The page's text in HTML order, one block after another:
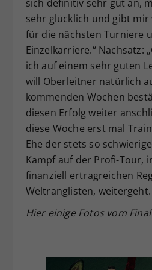
sich definitiv sehr gut an,
sehr glücklich und gibt mir
für die nächsten Turniere
Einzelkarriere.“ Nachsatz:
ich auf einem sehr guten
will Oberleitner natürlich
kommenden Wochen
diesen Erfolg weiter
diese Woche erst mal
Ehe der stets so
Kampf auf der Profi-Tour,
finanziell ertragreichen
Weltranglisten, weitergeht.
Hier einige Fotos vom